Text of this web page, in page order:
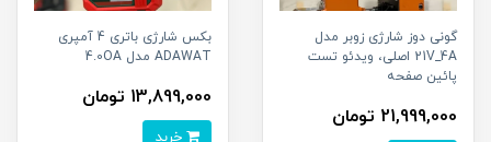
گونی دوز شارژی زوبر مدل
21V_4A اصلی، ویدئو تست
پائین صفحه
21,999,000 تومان
بکس شارژی باتری 4 آمپری
ADAWAT مدل 4.0OA
13,899,000 تومان